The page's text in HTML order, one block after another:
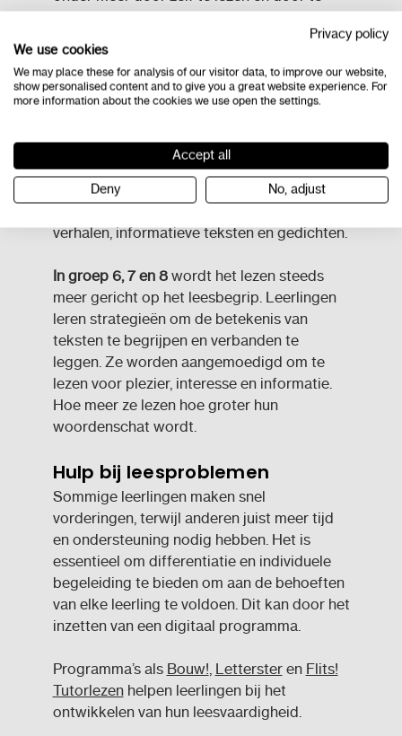
worden voorgelezen.
In groep 4 en 5
leesvaardigheid verder uit. Ze vergroten hun
woordenschat en leren meer complexe
Leerlingen werken aan hun
leesnauwkeurigheid, leestempo en
leesexpressie. Zo komen ze in contact met
verhalen, informatieve teksten en gedichten.
In groep 6, 7 en 8wordt het lezen steeds
meer gericht op het leesbegrip. Leerlingen
leren strategieën om de betekenis van
teksten te begrijpen en verbanden te
leggen. Ze worden aangemoedigd om te
lezen voor plezier, interesse en informatie.
Hoe meer ze lezen hoe groter hun
woordenschat wordt.
Hulp bij leesproblemen
Sommige leerlingen maken snel
vorderingen, terwijl anderen juist meer tijd
en ondersteuning nodig hebben. Het is
essentieel om differentiatie en individuele
begeleiding te bieden om aan de behoeften
van elke leerling te voldoen. Dit kan door het
inzetten van een digitaal programma.
Programma’s als Bouw! Lettersteren Flits!
Tutorlezenhelpen leerlingen bij het
ontwikkelen van hun leesvaardigheid.
Privacy policy
We use cookies
We may place these for analysis of our visitor data, to improve our website,
show personalised content and to give you a great website experience. For
more information about the cookies we use open the settings.
Accept all
Deny No, adjust